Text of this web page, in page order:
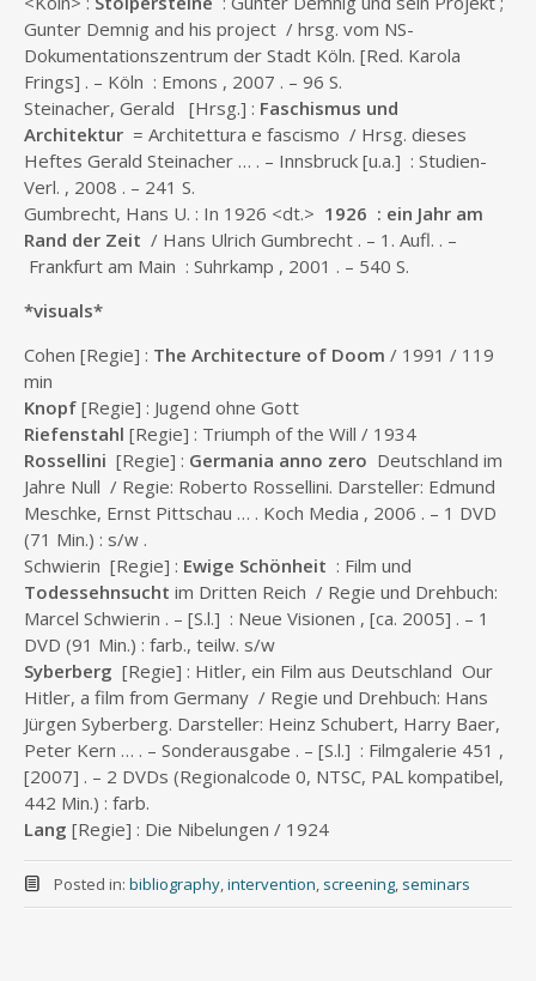
Gunter Demnig and his project / hrsg. vom NS-
Dokumentationszentrum der Stadt Köln. [Red. Karola
Frings] . – Köln : Emons , 2007 . – 96 S.
Steinacher, Gerald [Hrsg.] : Faschismus und
Architektur = Architettura e fascismo / Hrsg. dieses
Heftes Gerald Steinacher … . – Innsbruck [u.a.] : Studien-
Verl. , 2008 . – 241 S.
Gumbrecht, Hans U. : In 1926 <dt.> 1926 : ein Jahr am
Rand der Zeit / Hans Ulrich Gumbrecht . – 1. Aufl. . –
Frankfurt am Main : Suhrkamp , 2001 . – 540 S.
*visuals*
Cohen [Regie] : The Architecture of Doom / 1991 / 119
min
Knopf [Regie] : Jugend ohne Gott
Riefenstahl [Regie] : Triumph of the Will / 1934
Rossellini [Regie] : Germania anno zero Deutschland im
Jahre Null / Regie: Roberto Rossellini. Darsteller: Edmund
Meschke, Ernst Pittschau … . Koch Media , 2006 . – 1 DVD
(71 Min.) : s/w .
Schwierin [Regie] : Ewige Schönheit : Film und
Todessehnsucht im Dritten Reich / Regie und Drehbuch:
Marcel Schwierin . – [S.l.] : Neue Visionen , [ca. 2005] . – 1
DVD (91 Min.) : farb., teilw. s/w
Syberberg [Regie] : Hitler, ein Film aus Deutschland Our
Hitler, a film from Germany / Regie und Drehbuch: Hans
Jürgen Syberberg. Darsteller: Heinz Schubert, Harry Baer,
Peter Kern … . – Sonderausgabe . – [S.l.] : Filmgalerie 451 ,
[2007] . – 2 DVDs (Regionalcode 0, NTSC, PAL kompatibel,
442 Min.) : farb.
Lang [Regie] : Die Nibelungen / 1924
Posted in: bibliography,intervention, screening, seminars